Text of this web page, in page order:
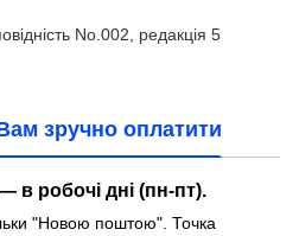
No.002, редакція 5
зручно оплатити
в робочі дні (пн-пт).
"Новою поштою". Точка